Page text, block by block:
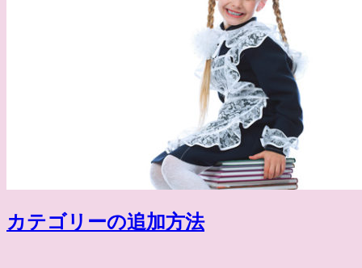
カテゴリーの追加方法